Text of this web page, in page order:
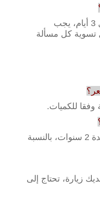
: بالنسبة لطلب العينة عادةً خلال 3 أيام، يجب
تسوية كل مسألة
وفقا للكميات.
:بالنسبة للأجزاء المعدنية كلها لمدة 2 سنوات، بالنسبة
زيارة، تحتاج إلى